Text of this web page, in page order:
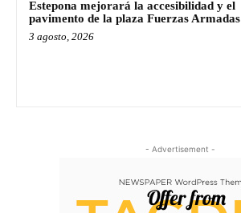
Estepona mejorará la accesibilidad y el
pavimento de la plaza Fuerzas Armadas
3 agosto, 2026
- Advertisement -